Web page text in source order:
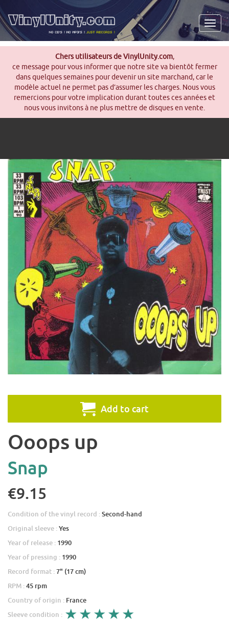
Chers utilisateurs de VinylUnity.com,
ce message pour vous informer que notre site va bientôt fermer
dans quelques semaines pour devenir un site marchand, car le
modèle actuel ne permet pas d’assumer les charges. Nous vous
remercions pour votre implication durant toutes ces années et
nous vous invitons à ne plus mettre de disques en vente.
Add to cart
Ooops up
Snap
€9.15
Condition of the vinyl record :Second-hand
Original sleeve :Yes
Year of release : 1990
Year of pressing : 1990
Record format :7" (17 cm)
RPM :45 rpm
Country of origin : France
Sleeve condition :